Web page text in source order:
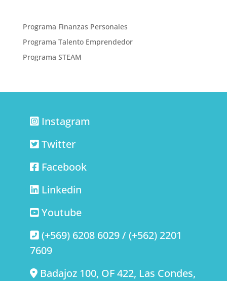
Programa Finanzas Personales
Programa Talento Emprendedor
Programa STEAM
Instagram
Twitter
Facebook
Linkedin
Youtube
(+569) 6208 6029 / (+562) 2201
7609
Badajoz 100, OF 422, Las Condes,